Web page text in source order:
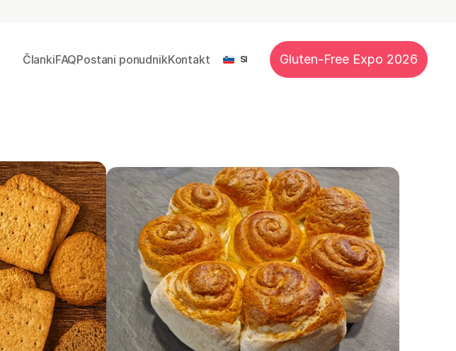
ČlankiFAQPostani ponudnikKontakt
Select Language
SI Gluten-Free Expo 2026